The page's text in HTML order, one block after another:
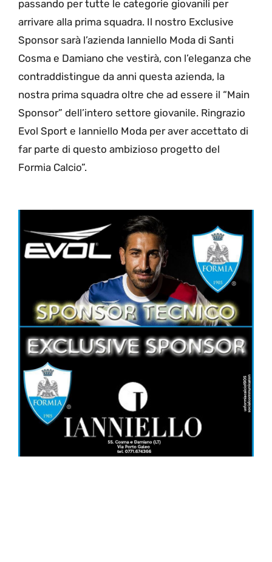
passando per tutte le categorie giovanili per
arrivare alla prima squadra. Il nostro Exclusive
Sponsor sarà l’azienda Ianniello Moda di Santi
Cosma e Damiano che vestirà, con l’eleganza che
contraddistingue da anni questa azienda, la
nostra prima squadra oltre che ad essere il “Main
Sponsor” dell’intero settore giovanile. Ringrazio
Evol Sport e Ianniello Moda per aver accettato di
far parte di questo ambizioso progetto del
Formia Calcio”.